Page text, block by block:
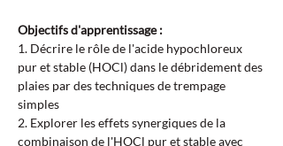
Objectifs d'apprentissage :
1. Décrire le rôle de l'acide hypochloreux
pur et stable (HOCl) dans le débridement des
plaies par des techniques de trempage
simples
2. Explorer les effets synergiques de la
combinaison de l'HOCl pur et stable avec